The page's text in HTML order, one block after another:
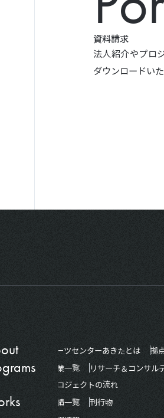
資料請求
法人紹介やプロ
ダウンロードいた
アーツセンターあきたとは 拠
事業一覧 リサーチ＆コンサル
プロジェクトの流れ
実績一覧 刊行物